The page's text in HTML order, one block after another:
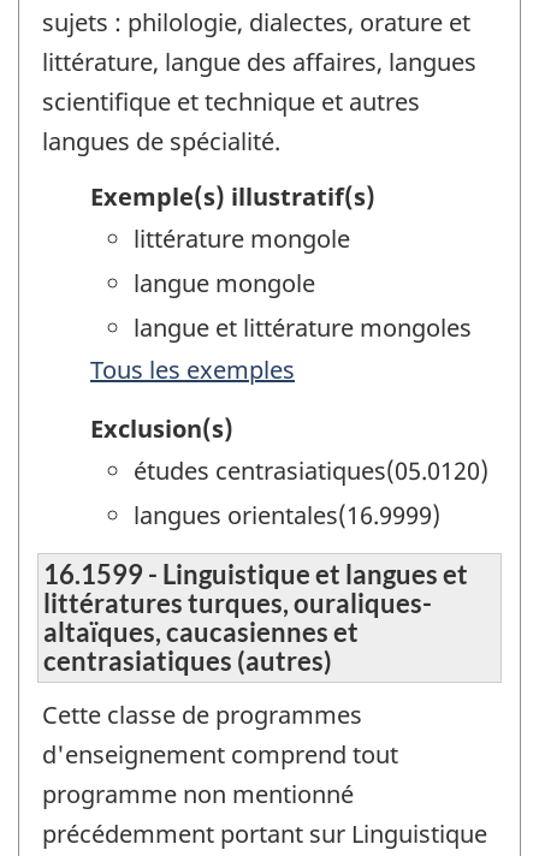
sujets : philologie, dialectes, orature et
littérature, langue des affaires, langues
scientifique et technique et autres
langues de spécialité.
Exemple(s) illustratif(s)
littérature mongole
langue mongole
langue et littérature mongoles
Tous les exemples
Exclusion(s)
études centrasiatiques(05.0120)
langues orientales(16.9999)
16.1599 - Linguistique et langues et
littératures turques, ouraliques-
altaïques, caucasiennes et
centrasiatiques (autres)
Cette classe de programmes
d'enseignement comprend tout
programme non mentionné
précédemment portant sur Linguistique